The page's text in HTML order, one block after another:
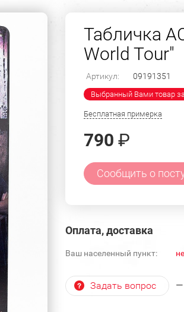
Табличка
World Tour"
Артикул: 09191351
Выбранный Вами товар
Бесплатная примерка
790 ₽
Сообщить о
Оплата, доставка
Ваш населенный пункт:
Задать вопрос —